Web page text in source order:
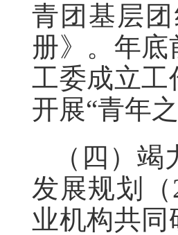
青团基层
册》。年
工委成立工
开展“青年
（四）
发展规划
业机构共